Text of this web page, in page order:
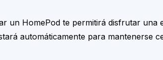
un HomePod te permitirá disfrutar una
automáticamente para mantenerse